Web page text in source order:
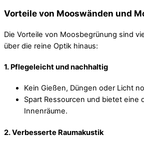
Vorteile von Mooswänden und
Die Vorteile von Moosbegrünung sind
über die reine Optik hinaus:
1. Pflegeleicht und nachhaltig
Kein Gießen, Düngen oder Licht
Spart Ressourcen und bietet eine
Innenräume.
2.Verbesserte Raumakustik